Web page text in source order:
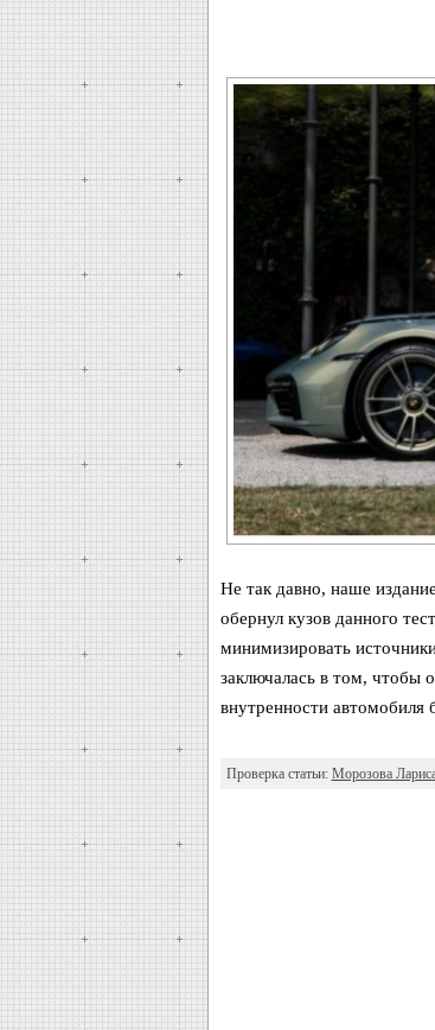
Не так давно, наше
обернул кузов данного
минимизировать
заключалась в том, чтобы
внутренности автомобиля
Проверка статьи: Морозова